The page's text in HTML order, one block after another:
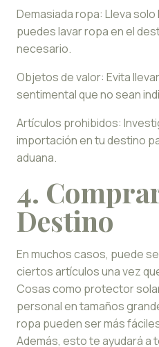
Demasiada ropa: Lleva
puedes lavar ropa en el
necesario.
Objetos de valor: Evita
sentimental que no sean
Artículos prohibidos:
importación en tu destino
aduana.
4.
Destino
En muchos casos, puede
ciertos artículos una vez
Cosas como protector
personal en tamaños
ropa pueden ser más
Además, esto te ayudará a